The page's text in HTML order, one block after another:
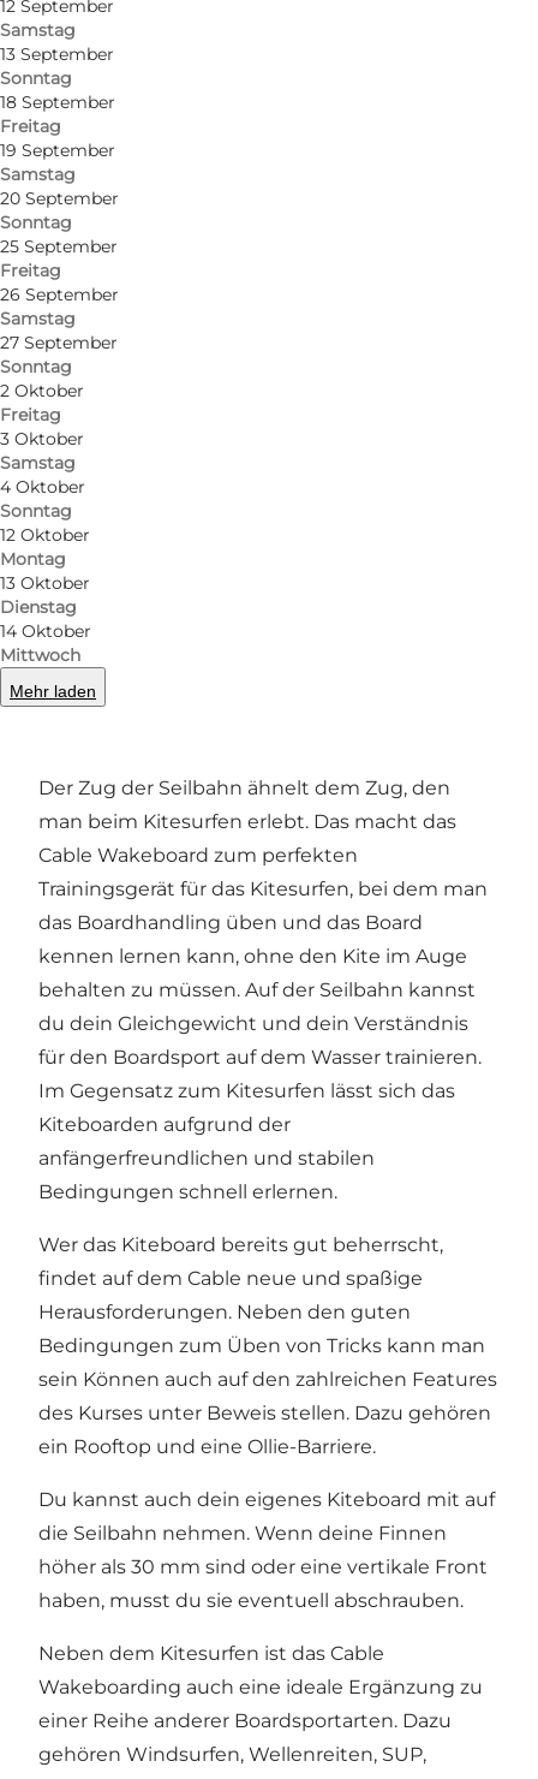
12 September
Samstag
13 September
Sonntag
18 September
Freitag
19 September
Samstag
20 September
Sonntag
25 September
Freitag
26 September
Samstag
27 September
Sonntag
2 Oktober
Freitag
3 Oktober
Samstag
4 Oktober
Sonntag
12 Oktober
Montag
13 Oktober
Dienstag
14 Oktober
Mittwoch
Mehr laden
Foto
In Hvide Sande befindet sich der KABELPARK,
wo man Kitesurfen lernen kann, was eine
Alternative zum Kitesurfen an windstillen
Der Zug der Seilbahn ähnelt dem Zug, den
man beim Kitesurfen erlebt. Das macht das
Cable Wakeboard zum perfekten
Trainingsgerät für das Kitesurfen, bei dem man
das Boardhandling üben und das Board
kennen lernen kann, ohne den Kite im Auge
behalten zu müssen. Auf der Seilbahn kannst
du dein Gleichgewicht und dein Verständnis
für den Boardsport auf dem Wasser trainieren.
Im Gegensatz zum Kitesurfen lässt sich das
Kiteboarden aufgrund der
anfängerfreundlichen und stabilen
Bedingungen schnell erlernen.
Wer das Kiteboard bereits gut beherrscht,
findet auf dem Cable neue und spaßige
Herausforderungen. Neben den guten
Bedingungen zum Üben von Tricks kann man
sein Können auch auf den zahlreichen Features
des Kurses unter Beweis stellen. Dazu gehören
ein Rooftop und eine Ollie-Barriere.
Du kannst auch dein eigenes Kiteboard mit auf
die Seilbahn nehmen. Wenn deine Finnen
höher als 30 mm sind oder eine vertikale Front
haben, musst du sie eventuell abschrauben.
Neben dem Kitesurfen ist das Cable
Wakeboarding auch eine ideale Ergänzung zu
einer Reihe anderer Boardsportarten. Dazu
gehören Windsurfen, Wellenreiten, SUP,